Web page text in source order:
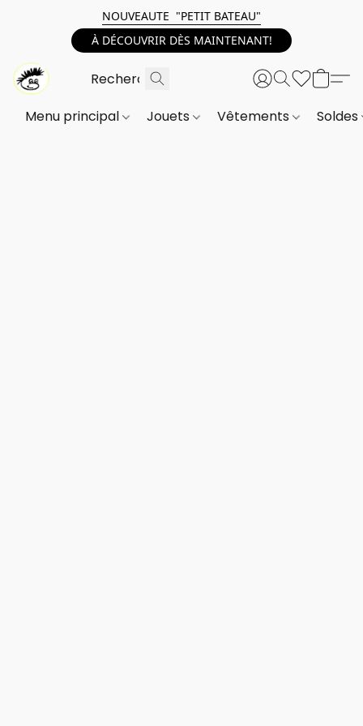
NOUVEAUTE "PETIT BATEAU"
À DÉCOUVRIR DÈS MAINTENANT!
Menu principal Jouets Vêtements Soldes